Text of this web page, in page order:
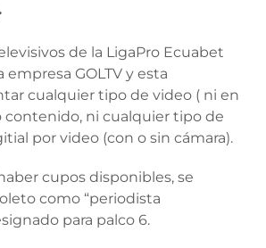
de la LigaPro Ecuabet
GOLTV y esta
cualquier tipo de video ( ni en
contenido, ni cualquier tipo de
por video (con o sin cámara).
cupos disponibles, se
como “periodista
para palco 6.